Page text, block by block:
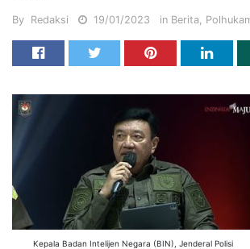
By Redaksi 19/01/2023 in Berita,
Kepala Badan Intelijen Negara (BIN), Jenderal Polisi